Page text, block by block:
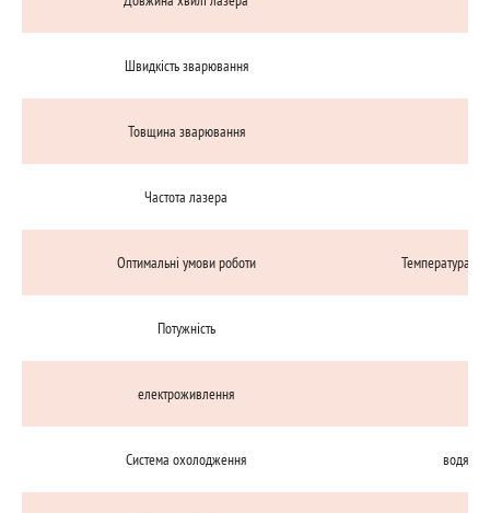
Швидкість зварювання
Товщина зварювання
Частота лазера
Оптимальні умови роботи Температура
Потужність
електроживлення
Система охолодження